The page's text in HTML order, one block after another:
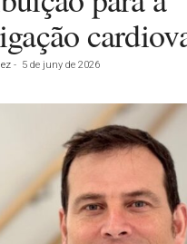
- 5 de juny de 2026